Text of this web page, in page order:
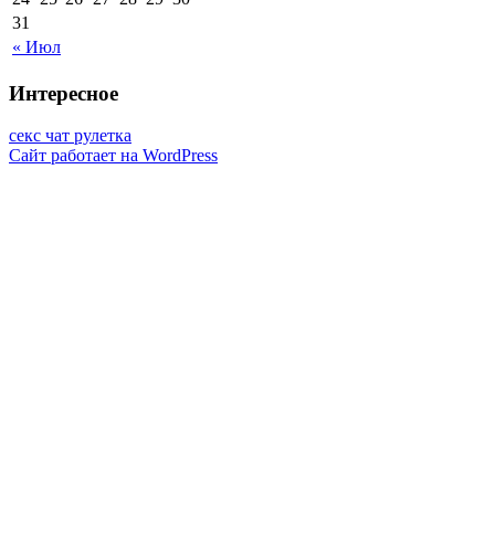
« Июл
31
Интересное
секс чат рулетка
Сайт работает на WordPress